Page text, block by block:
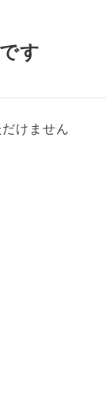
す
けません